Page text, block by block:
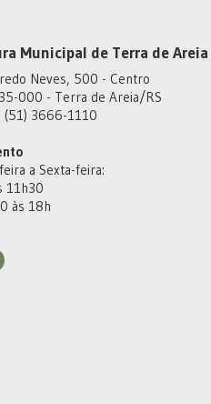
Municipal de Terra de Areia
Neves, 500 - Centro
000 - Terra de Areia/RS
(51) 3666-1110
a Sexta-feira:
11h30
às 18h